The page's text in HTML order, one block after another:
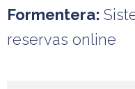
Formentera:
reservas online